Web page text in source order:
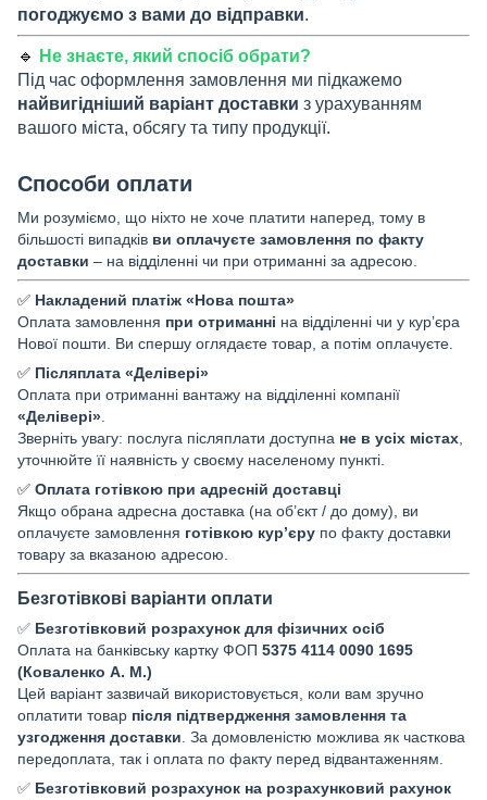
погоджуємо з вами до відправки.
🔹
Не знаєте, який спосіб обрати?
Під час оформлення замовлення ми підкажемо
найвигідніший варіант доставки з урахуванням
вашого міста, обсягу та типу продукції.
Способи оплати
Ми розуміємо, що ніхто не хоче платити наперед, тому в
більшості випадків ви оплачуєте замовлення по факту
доставки – на відділенні чи при отриманні за адресою.
✅ Накладений платіж «Нова пошта»
Оплата замовлення при отриманні на відділенні чи у кур’єра
Нової пошти. Ви спершу оглядаєте товар, а потім оплачуєте.
✅ Післяплата «Делівері»
Оплата при отриманні вантажу на відділенні компанії
«Делівері».
Зверніть увагу: послуга післяплати доступна не в усіх містах,
уточнюйте її наявність у своєму населеному пункті.
✅ Оплата готівкою при адресній доставці
Якщо обрана адресна доставка (на об’єкт / до дому), ви
оплачуєте замовлення готівкою кур’єру по факту доставки
товару за вказаною адресою.
Безготівкові варіанти оплати
✅ Безготівковий розрахунок для фізичних осіб
Оплата на банківську картку ФОП 5375 4114 0090 1695
(Коваленко А. М.)
Цей варіант зазвичай використовується, коли вам зручно
оплатити товар після підтвердження замовлення та
узгодження доставки. За домовленістю можлива як часткова
передоплата, так і оплата по факту перед відвантаженням.
✅ Безготівковий розрахунок на розрахунковий рахунок